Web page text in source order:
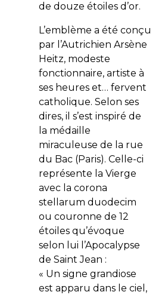
de douze étoiles d’or.
L’emblème a été conçu
par l’Autrichien Arsène
Heitz, modeste
fonctionnaire, artiste à
ses heures et… fervent
catholique. Selon ses
dires, il s’est inspiré de
la médaille
miraculeuse de la rue
du Bac (Paris). Celle-ci
représente la Vierge
avec la corona
stellarum duodecim
ou couronne de 12
étoiles qu’évoque
selon lui l’Apocalypse
de Saint Jean :
« Un signe grandiose
est apparu dans le ciel,